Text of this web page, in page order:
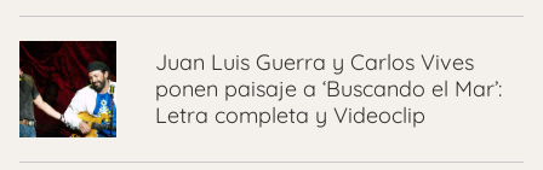
Juan Luis Guerra y Carlos Vives
ponen paisaje a ‘Buscando el Mar’:
Letra completa y Videoclip